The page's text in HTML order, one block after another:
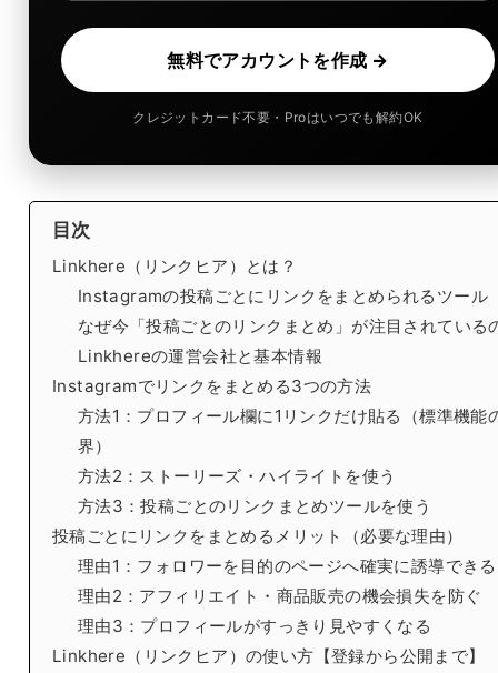
無料でアカウントを作成 →
クレジットカード不要・Proはいつでも解約OK
目次
Linkhere（リンクヒア）とは？
Instagramの投稿ごとにリンクをまとめられるツール
なぜ今「投稿ごとのリンクまとめ」が注目されている
Linkhereの運営会社と基本情報
Instagramでリンクをまとめる3つの方法
方法1：プロフィール欄に1リンクだけ貼る（標準機能
界）
方法2：ストーリーズ・ハイライトを使う
方法3：投稿ごとのリンクまとめツールを使う
投稿ごとにリンクをまとめるメリット（必要な理由）
理由1：フォロワーを目的のページへ確実に誘導できる
理由2：アフィリエイト・商品販売の機会損失を防ぐ
理由3：プロフィールがすっきり見やすくなる
Linkhere（リンクヒア）の使い方【登録から公開まで】